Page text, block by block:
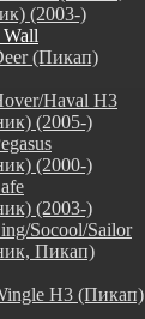
(2003-)
Wall
(Пикап)
Haval H3
(2005-)
(2000-)
(2003-)
Socool/Sailor
Пикап)
H3 (Пикап)